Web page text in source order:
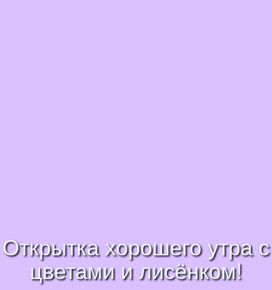
Открытка хорошего утра с
цветами и лисёнком!